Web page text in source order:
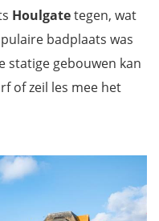
Houlgatetegen, wat
badplaats was
statige gebouwen kan
of zeil les mee het